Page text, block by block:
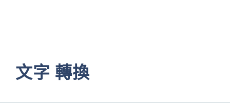
文字 轉換